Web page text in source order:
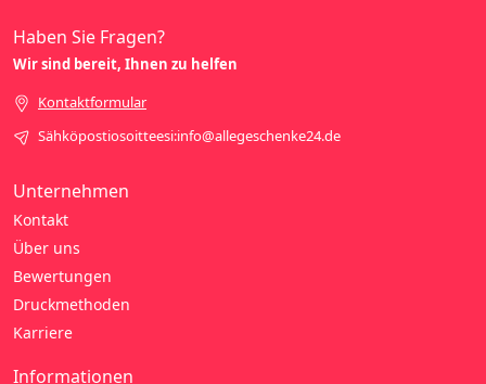
Unternehmen
Kontakt
Über uns
Bewertungen
Druckmethoden
Karriere
Informationen
Haben Sie Fragen?
Wir sind bereit, Ihnen zu helfen
Kontaktformular
Sähköpostiosoitteesi:info@allegeschenke24.de